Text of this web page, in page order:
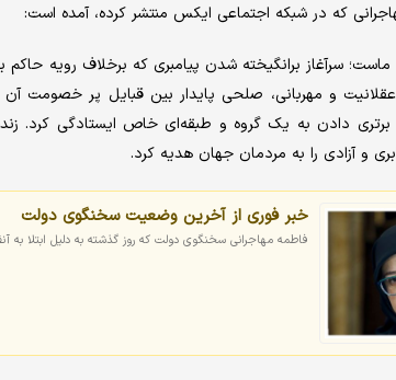
که در شبکه اجتماعی ایکس منتشر کرده، آمده است:
ماست؛ سرآغاز برانگیخته شدن پیامبری که برخلاف رویه حاکم
و مهربانی، صلحی پایدار بین قبایل پر خصومت
دادن به یک گروه و طبقه‌ای خاص ایستادگی کرد.
و آزادی را به مردمان جهان هدیه کرد.
خبر فوری از آخرین وضعیت سخنگوی دولت
فاطمه مهاجرانی سخنگوی دولت که روز گذشته به دلیل ابتلا به